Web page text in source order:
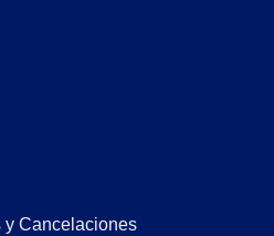
y Cancelaciones